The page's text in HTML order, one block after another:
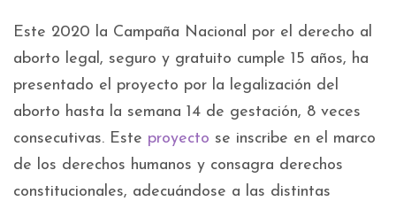
Este 2020 la Campaña Nacional por el derecho al
aborto legal, seguro y gratuito cumple 15 años, ha
presentado el proyecto por la legalización del
aborto hasta la semana 14 de gestación, 8 veces
consecutivas. Este proyecto se inscribe en el marco
de los derechos humanos y consagra derechos
constitucionales, adecuándose a las distintas